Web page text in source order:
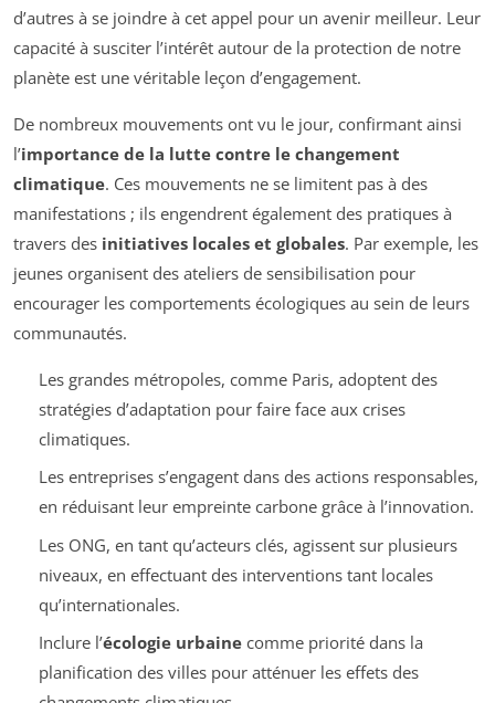
d’autres à se joindre à cet appel pour un avenir meilleur. Leur
capacité à susciter l’intérêt autour de la protection de notre
planète est une véritable leçon d’engagement.
De nombreux mouvements ont vu le jour, confirmant ainsi
l’importance de la lutte contre le changement
climatique. Ces mouvements ne se limitent pas à des
manifestations ; ils engendrent également des pratiques à
travers des initiatives locales et globales. Par exemple, les
jeunes organisent des ateliers de sensibilisation pour
encourager les comportements écologiques au sein de leurs
communautés.
Les grandes métropoles, comme Paris, adoptent des
stratégies d’adaptation pour faire face aux crises
climatiques.
Les entreprises s’engagent dans des actions responsables,
en réduisant leur empreinte carbone grâce à l’innovation.
Les ONG, en tant qu’acteurs clés, agissent sur plusieurs
niveaux, en effectuant des interventions tant locales
qu’internationales.
Inclure l’écologie urbainecomme priorité dans la
planification des villes pour atténuer les effets des